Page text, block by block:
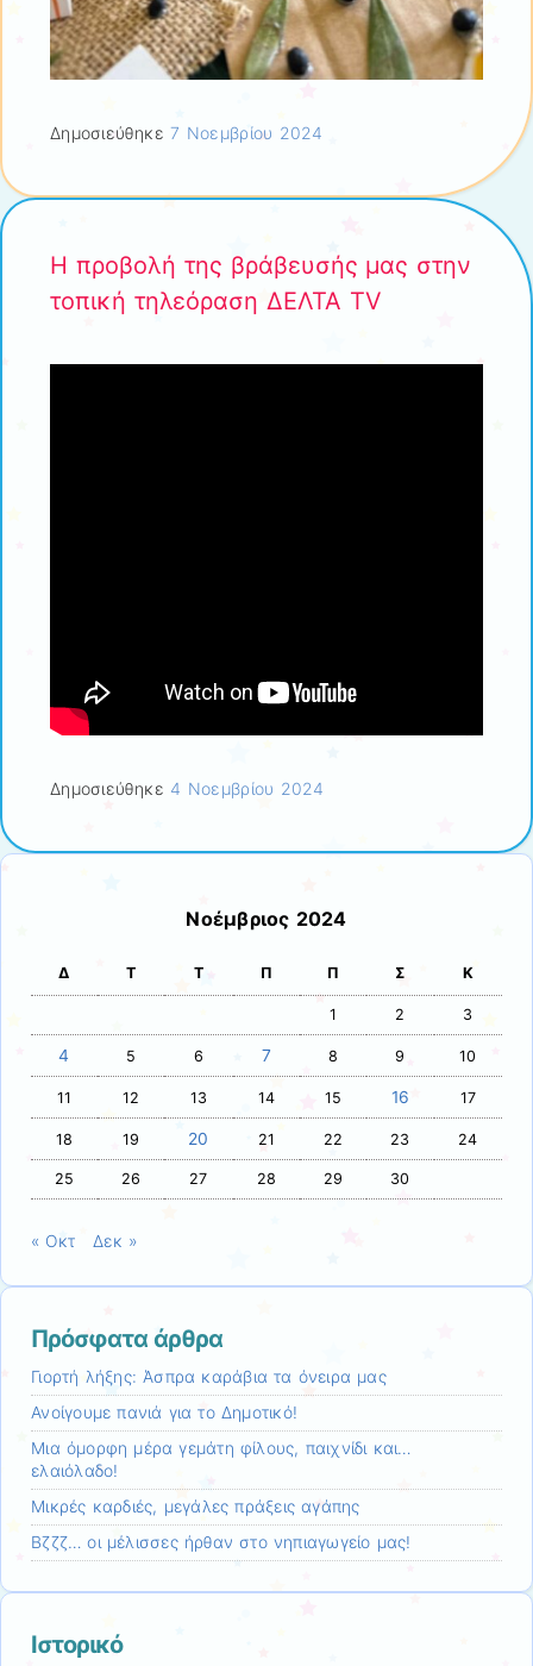
Δημοσιεύθηκε7 Νοεμβρίου 2024
Η προβολή της βράβευσής μας στην
τοπική τηλεόραση ΔΕΛΤΑ TV
Δημοσιεύθηκε 4 Νοεμβρίου 2024
Νοέμβριος 2024
Δ Τ Τ Π Π Σ Κ
1 2 3
4 5 6 7 8 9 10
11 12 13 14 15 16 17
18 19 20 21 22 23 24
25 26 27 28 29 30
« Οκτ Δεκ »
Πρόσφατα άρθρα
Γιορτή λήξης: Άσπρα καράβια τα όνειρα μας
Ανοίγουμε πανιά για το Δημοτικό!
Mια όμορφη μέρα γεμάτη φίλους, παιχνίδι και…
ελαιόλαδο!
Μικρές καρδιές, μεγάλες πράξεις αγάπης
Βζζζ… οι μέλισσες ήρθαν στο νηπιαγωγείο μας!
Ιστορικό